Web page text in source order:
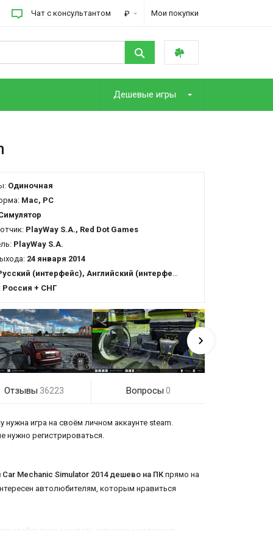
Чат с консультантом ₽ Мои покупки
Дешевые игры
Одиночная
Mac, PC
PlayWay S.A., Red Dot Games
PlayWay S.A.
24 января 2014
(интерфейс), Английский (интерфейс)
Россия + СНГ
Отзывы 36223 Вопросы 0
игра на своём личном аккаунте steam.
нужно регистрироваться.
​Car Mechanic Simulator 2014 дешево на ПК прямо на
автолюбителям, которым нравиться
закупать запчасти и материалы,